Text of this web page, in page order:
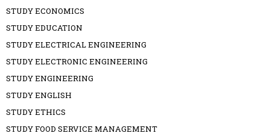
STUDY ECONOMICS
STUDY EDUCATION
STUDY ELECTRICAL ENGINEERING
STUDY ELECTRONIC ENGINEERING
STUDY ENGINEERING
STUDY ENGLISH
STUDY ETHICS
STUDY FOOD SERVICE MANAGEMENT